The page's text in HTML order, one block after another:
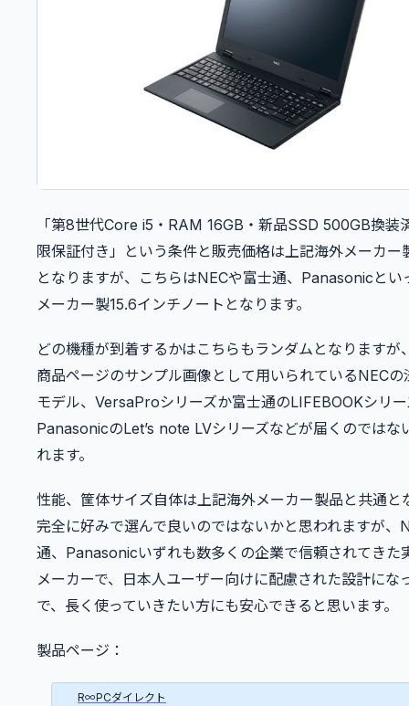
「第8世代Core i5・RAM 16GB・新品SSD 500GB換装
限保証付き」という条件と販売価格は上記海外メーカー
となりますが、こちらはNECや富士通、Panasonicとい
メーカー製15.6インチノートとなります。
どの機種が到着するかはこちらもランダムとなりますが
商品ページのサンプル画像として用いられているNECの
モデル、VersaProシリーズか富士通のLIFEBOOKシリ
PanasonicのLet’s note LVシリーズなどが届くのではな
れます。
性能、筐体サイズ自体は上記海外メーカー製品と共通と
完全に好みで選んで良いのではないかと思われますが、
通、Panasonicいずれも数多くの企業で信頼されてきた
メーカーで、日本人ユーザー向けに配慮された設計にな
で、長く使っていきたい方にも安心できると思います。
製品ページ：
R∞PCダイレクト